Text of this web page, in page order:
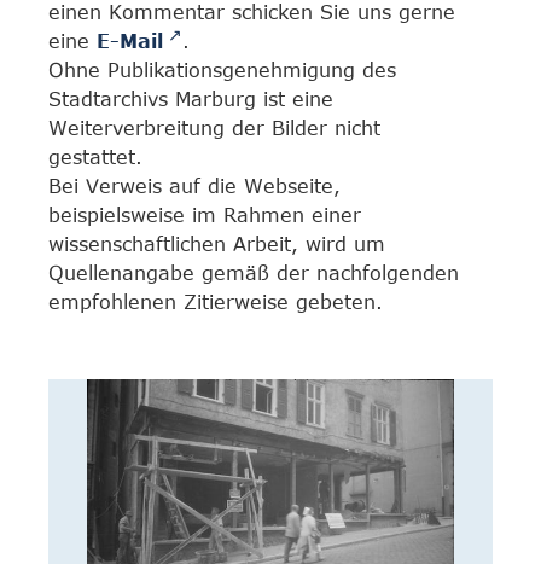
einen Kommentar schicken Sie uns gerne
eine E-Mail
.
Ohne Publikationsgenehmigung des
Stadtarchivs Marburg ist eine
Weiterverbreitung der Bilder nicht
gestattet.
Bei Verweis auf die Webseite,
beispielsweise im Rahmen einer
wissenschaftlichen Arbeit, wird um
Quellenangabe gemäß der nachfolgenden
empfohlenen Zitierweise gebeten.